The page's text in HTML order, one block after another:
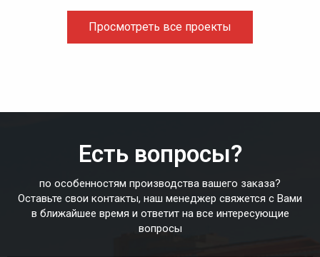
Просмотреть все проекты
Есть вопросы?
по особенностям производства вашего заказа?
Оставьте свои контакты, наш менеджер свяжется с Вами
в ближайшее время и ответит на все интересующие
вопросы